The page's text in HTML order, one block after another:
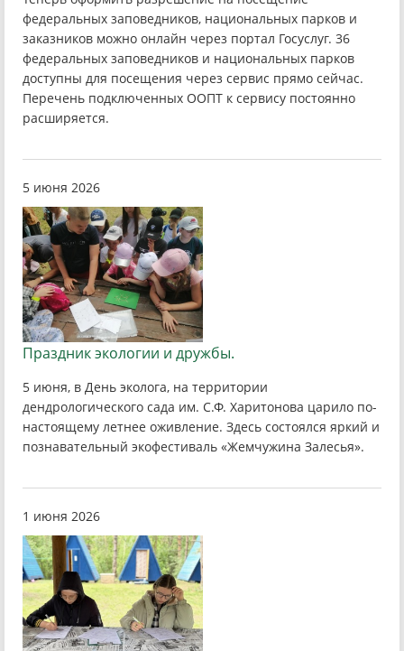
федеральных заповедников, национальных парков и
заказников можно онлайн через портал Госуслуг. 36
федеральных заповедников и национальных парков
доступны для посещения через сервис прямо сейчас.
Перечень подключенных ООПТ к сервису постоянно
расширяется.
5 июня 2026
Праздник экологии и дружбы.
5 июня, в День эколога, на территории
дендрологического сада им. С.Ф. Харитонова царило по-
настоящему летнее оживление. Здесь состоялся яркий и
познавательный экофестиваль «Жемчужина Залесья».
1 июня 2026